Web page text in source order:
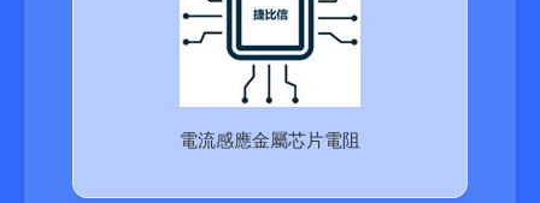
電流感應金屬芯片電阻